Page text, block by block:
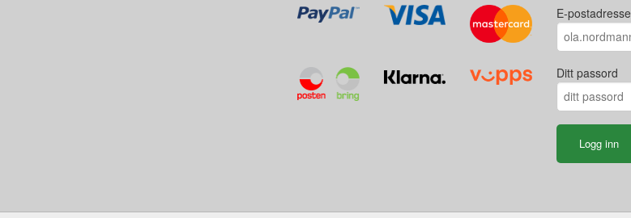
E-postadresse
Ditt passord